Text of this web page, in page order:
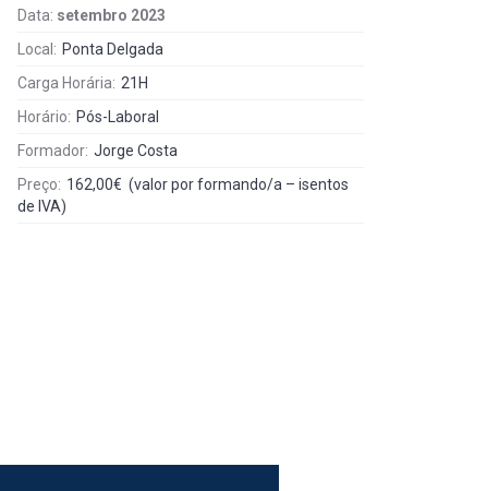
Data: setembro 2023
Local: Ponta Delgada
Carga Horária: 21H
Horário: Pós-Laboral
Formador: Jorge Costa
Preço: 162,00€ (valor por formando/a – isentos
de IVA)